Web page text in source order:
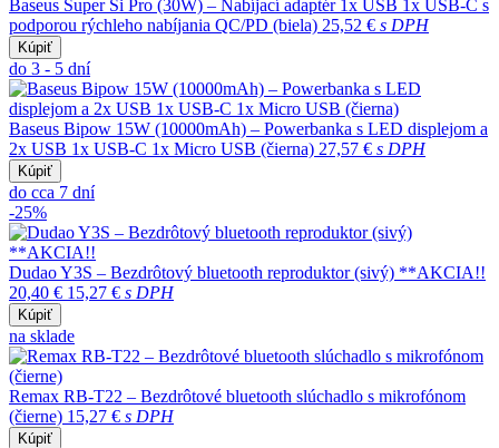
Baseus Super Si Pro (30W) – Nabíjací adaptér 1x USB 1x USB-C s
podporou rýchleho nabíjania QC/PD (biela) 25,52 € s DPH
Kúpiť
do 3 - 5 dní
Baseus Bipow 15W (10000mAh) – Powerbanka s LED displejom a
2x USB 1x USB-C 1x Micro USB (čierna) 27,57 € s DPH
Kúpiť
do cca 7 dní
-25%
Dudao Y3S – Bezdrôtový bluetooth reproduktor (sivý) **AKCIA!!
20,40 € 15,27 € s DPH
Kúpiť
na sklade
Remax RB-T22 – Bezdrôtové bluetooth slúchadlo s mikrofónom
(čierne) 15,27 € s DPH
Kúpiť